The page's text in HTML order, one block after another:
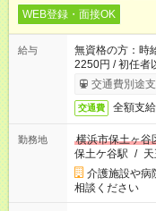
WEB登録・面接OK
給与
無資格の方：時
2250円 / 初任者
交通費別途
交通費 全額支給
勤務地
横浜市保土ヶ谷
保土ケ谷駅 /
介護施設や
相談ください